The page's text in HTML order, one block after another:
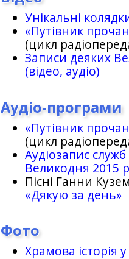
Унікальні
«Путівник
(цикл
Записи деяких
(відео, аудіо)
Аудіо-програми
«Путівник
(цикл
Аудіозапис
Великодня 2015
Пісні Ганни
«Дякую за день»
Фото
Храмова історія